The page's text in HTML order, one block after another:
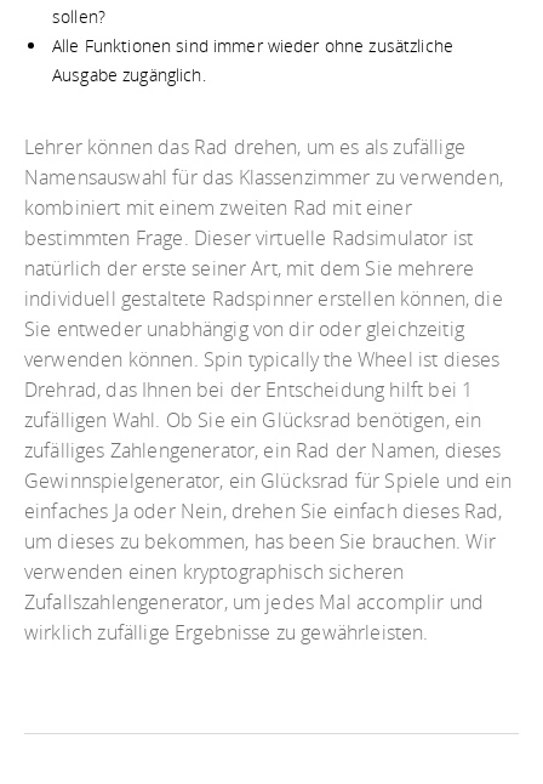
sollen?
Alle Funktionen sind immer wieder ohne zusätzliche
Ausgabe zugänglich.
Lehrer können das Rad drehen, um es als zufällige
Namensauswahl für das Klassenzimmer zu verwenden,
kombiniert mit einem zweiten Rad mit einer
bestimmten Frage. Dieser virtuelle Radsimulator ist
natürlich der erste seiner Art, mit dem Sie mehrere
individuell gestaltete Radspinner erstellen können, die
Sie entweder unabhängig von dir oder gleichzeitig
verwenden können. Spin typically the Wheel ist dieses
Drehrad, das Ihnen bei der Entscheidung hilft bei 1
zufälligen Wahl. Ob Sie ein Glücksrad benötigen, ein
zufälliges Zahlengenerator, ein Rad der Namen, dieses
Gewinnspielgenerator, ein Glücksrad für Spiele und ein
einfaches Ja oder Nein, drehen Sie einfach dieses Rad,
um dieses zu bekommen, has been Sie brauchen. Wir
verwenden einen kryptographisch sicheren
Zufallszahlengenerator, um jedes Mal accomplir und
wirklich zufällige Ergebnisse zu gewährleisten.